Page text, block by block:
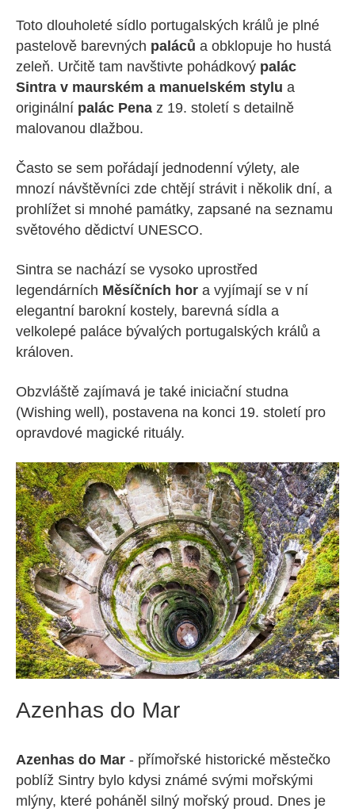
Toto dlouholeté sídlo portugalských králů je plné
pastelově barevných paláců a obklopuje ho hustá
zeleň. Určitě tam navštivte pohádkový palác
Sintra v maurském a manuelském stylu a
originální palác Pena z 19. století s detailně
malovanou dlažbou.
Často se sem pořádají jednodenní výlety, ale
mnozí návštěvníci zde chtějí strávit i několik dní, a
prohlížet si mnohé památky, zapsané na seznamu
světového dědictví UNESCO.
Sintra se nachází se vysoko uprostřed
legendárních Měsíčních hor a vyjímají se v ní
elegantní barokní kostely, barevná sídla a
velkolepé paláce bývalých portugalských králů a
královen.
Obzvláště zajímavá je také iniciační studna
(Wishing well), postavena na konci 19. století pro
opravdové magické rituály.
Azenhas do Mar
Azenhas do Mar - přímořské historické městečko
poblíž Sintry bylo kdysi známé svými mořskými
mlýny, které poháněl silný mořský proud. Dnes je